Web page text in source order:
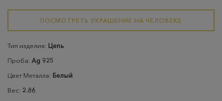
ПОСМОТРЕТЬ УКРАШЕНИЕ НА ЧЕЛОВЕКЕ
Тип изделия: Цепь
Проба: Ag 925
Цвет Металла: Белый
Вес: 2.86